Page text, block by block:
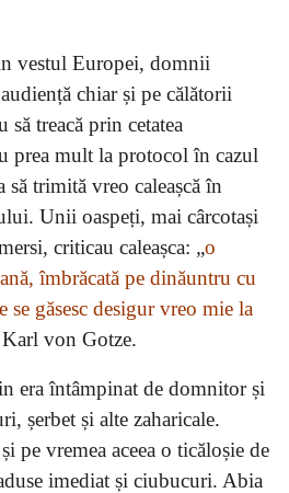
vestul Europei, domnii
chiar și pe călătorii
să treacă prin cetatea
prea mult la protocol în cazul
să trimită vreo caleașcă în
Unii oaspeți, mai cârcotași
criticau caleașca: „o
îmbrăcată pe dinăuntru cu
se găsesc desigur vreo mie la
von Gotze.
era întâmpinat de domnitor și
șerbet și alte zaharicale.
pe vremea aceea o ticăloșie de
imediat și ciubucuri. Abia